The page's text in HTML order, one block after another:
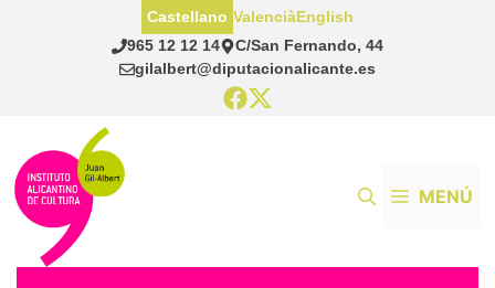
965 12 12 14
C/San Fernando, 44
gilalbert@diputacionalicante.es
Castellano ValenciàEnglish
MENÚ